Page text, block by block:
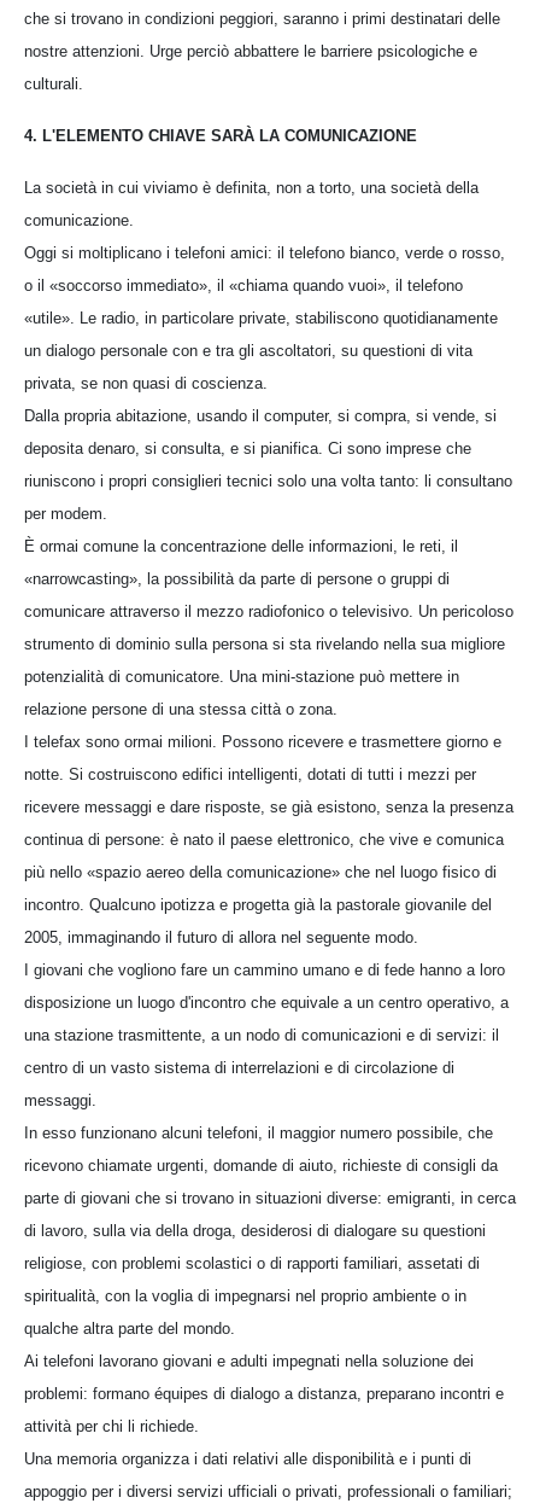
che si trovano in condizioni peggiori, saranno i primi destinatari delle
nostre attenzioni. Urge perciò abbattere le barriere psicologiche e
culturali.
4. L'ELEMENTO CHIAVE SARÀ LA COMUNICAZIONE
La società in cui viviamo è definita, non a torto, una società della
comunicazione.
Oggi si moltiplicano i telefoni amici: il telefono bianco, verde o rosso,
o il «soccorso immediato», il «chiama quando vuoi», il telefono
«utile». Le radio, in particolare private, stabiliscono quotidianamente
un dialogo personale con e tra gli ascoltatori, su questioni di vita
privata, se non quasi di coscienza.
Dalla propria abitazione, usando il computer, si compra, si vende, si
deposita denaro, si consulta, e si pianifica. Ci sono imprese che
riuniscono i propri consiglieri tecnici solo una volta tanto: li consultano
per modem.
È ormai comune la concentrazione delle informazioni, le reti, il
«narrowcasting», la possibilità da parte di persone o gruppi di
comunicare attraverso il mezzo radiofonico o televisivo. Un pericoloso
strumento di dominio sulla persona si sta rivelando nella sua migliore
potenzialità di comunicatore. Una mini-stazione può mettere in
relazione persone di una stessa città o zona.
I telefax sono ormai milioni. Possono ricevere e trasmettere giorno e
notte. Si costruiscono edifici intelligenti, dotati di tutti i mezzi per
ricevere messaggi e dare risposte, se già esistono, senza la presenza
continua di persone: è nato il paese elettronico, che vive e comunica
più nello «spazio aereo della comunicazione» che nel luogo fisico di
incontro. Qualcuno ipotizza e progetta già la pastorale giovanile del
2005, immaginando il futuro di allora nel seguente modo.
I giovani che vogliono fare un cammino umano e di fede hanno a loro
disposizione un luogo d'incontro che equivale a un centro operativo, a
una stazione trasmittente, a un nodo di comunicazioni e di servizi: il
centro di un vasto sistema di interrelazioni e di circolazione di
messaggi.
In esso funzionano alcuni telefoni, il maggior numero possibile, che
ricevono chiamate urgenti, domande di aiuto, richieste di consigli da
parte di giovani che si trovano in situazioni diverse: emigranti, in cerca
di lavoro, sulla via della droga, desiderosi di dialogare su questioni
religiose, con problemi scolastici o di rapporti familiari, assetati di
spiritualità, con la voglia di impegnarsi nel proprio ambiente o in
qualche altra parte del mondo.
Ai telefoni lavorano giovani e adulti impegnati nella soluzione dei
problemi: formano équipes di dialogo a distanza, preparano incontri e
attività per chi li richiede.
Una memoria organizza i dati relativi alle disponibilità e i punti di
appoggio per i diversi servizi ufficiali o privati, professionali o familiari;